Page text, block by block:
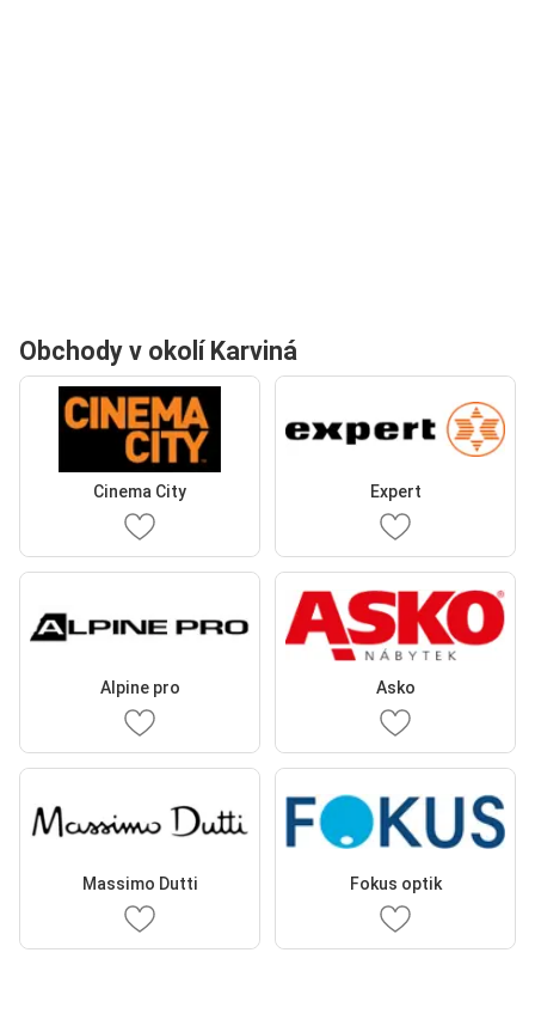
Obchody v okolí Karviná
Cinema City Expert
Alpine pro Asko
Massimo Dutti Fokus optik